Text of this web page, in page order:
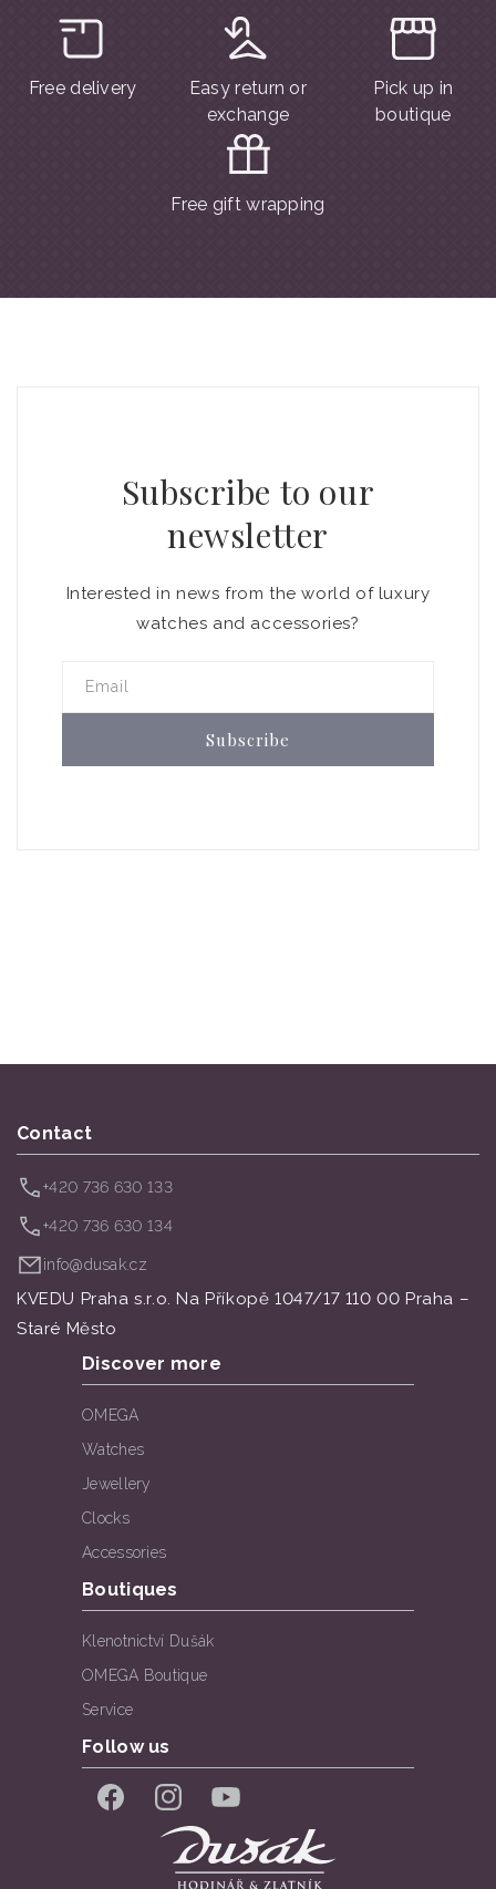
Free delivery
Easy return or
exchange
Pick up in
boutique
Free gift wrapping
Subscribe to our
newsletter
Interested in news from the world of luxury
watches and accessories?
Email
Subscribe
Contact
+420 736 630 133
+420 736 630 134
info@dusak.cz
KVEDU Praha s.r.o. Na Příkopě 1047/17 110 00 Praha –
Staré Město
Discover more
OMEGA
Watches
Jewellery
Clocks
Accessories
Boutiques
Klenotnictví Dušák
OMEGA Boutique
Service
Follow us
FacebookInstagramYouTube